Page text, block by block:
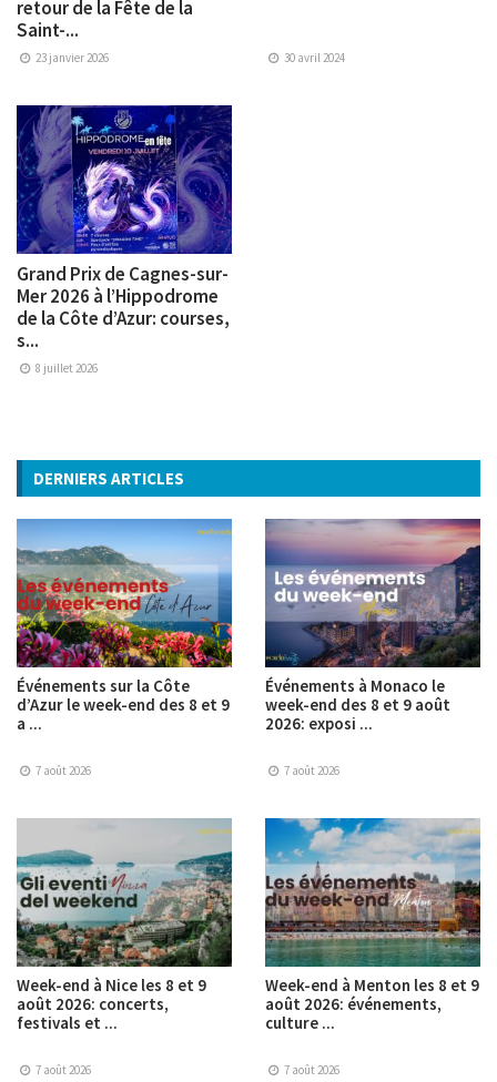
retour de la Fête de la
Saint-...
23 janvier 2026 30 avril 2024
Grand Prix de Cagnes-sur-
Mer 2026 à l’Hippodrome
de la Côte d’Azur: courses,
s...
8 juillet 2026
DERNIERS ARTICLES
Événements sur la Côte
d’Azur le week-end des 8 et 9
a ...
7 août 2026
Événements à Monaco le
week-end des 8 et 9 août
2026: exposi ...
7 août 2026
Week-end à Nice les 8 et 9
août 2026: concerts,
festivals et ...
7 août 2026
Week-end à Menton les 8 et 9
août 2026: événements,
culture ...
7 août 2026